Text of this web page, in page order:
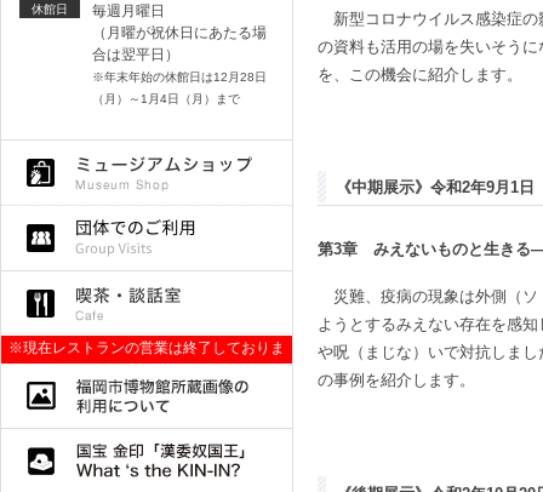
新型コロナウイルス感染症の
の資料も活用の場を失いそう
を、この機会に紹介します。
《中期展示》令和2年9月1
第3章 みえないものと生きる
災難、疫病の現象は外側（ソ
ようとするみえない存在を感
や呪（まじな）いで対抗しま
の事例を紹介します。
休館日
毎週月曜日
（月曜が祝休日にあたる場
合は翌平日）
※年末年始の休館日は12月28日
（月）～1月4日（月）まで
※現在レストランの営業は終了しておりま